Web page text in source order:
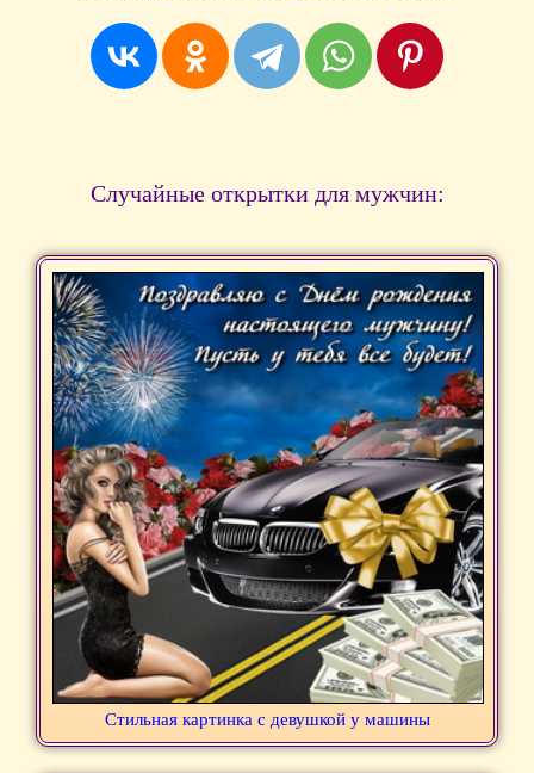
Случайные открытки для мужчин:
Стильная картинка с девушкой у машины